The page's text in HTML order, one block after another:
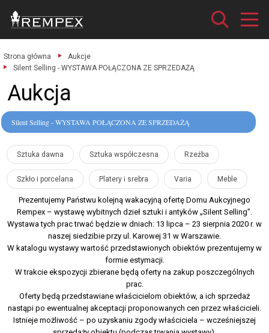
Strona główna
Aukcje
Silent Selling - WYSTAWA POŁĄCZONA ZE SPRZEDAŻĄ
Aukcja
Silent Selling - WYSTAWA POŁĄCZONA ZE SPRZEDAŻĄ
Sztuka dawna Sztuka współczesna Rzeźba
Szkło i porcelana Platery i srebra Varia Meble
Prezentujemy Państwu kolejną wakacyjną ofertę Domu Aukcyjnego
Rempex – wystawę wybitnych dzieł sztuki i antyków „Silent Selling”.
Wystawa tych prac trwać będzie w dniach: 13 lipca – 23 sierpnia 2020 r. w
naszej siedzibie przy ul. Karowej 31 w Warszawie.
W katalogu wystawy wartość przedstawionych obiektów prezentujemy w
formie estymacji.
W trakcie ekspozycji zbierane będą oferty na zakup poszczególnych
prac.
Oferty będą przedstawiane właścicielom obiektów, a ich sprzedaż
nastąpi po ewentualnej akceptacji proponowanych cen przez właścicieli.
Istnieje możliwość – po uzyskaniu zgody właściciela – wcześniejszej